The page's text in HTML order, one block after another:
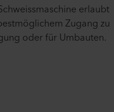
erlaubt
Zugang zu
oder für Umbauten.